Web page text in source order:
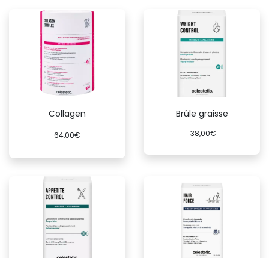
Collagen
64,00€
Brûle graisse
38,00€